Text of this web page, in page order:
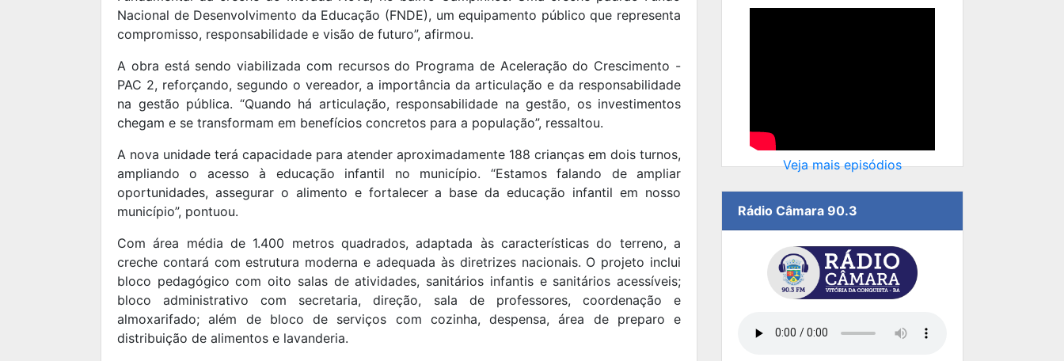
Nacional de Desenvolvimento da Educação (FNDE), um equipamento público que representa
compromisso, responsabilidade e visão de futuro”, afirmou.
A obra está sendo viabilizada com recursos do Programa de Aceleração do Crescimento -
PAC 2, reforçando, segundo o vereador, a importância da articulação e da responsabilidade
na gestão pública. “Quando há articulação, responsabilidade na gestão, os investimentos
chegam e se transformam em benefícios concretos para a população”, ressaltou.
A nova unidade terá capacidade para atender aproximadamente 188 crianças em dois turnos,
ampliando o acesso à educação infantil no município. “Estamos falando de ampliar
oportunidades, assegurar o alimento e fortalecer a base da educação infantil em nosso
município”, pontuou.
Com área média de 1.400 metros quadrados, adaptada às características do terreno, a
creche contará com estrutura moderna e adequada às diretrizes nacionais. O projeto inclui
bloco pedagógico com oito salas de atividades, sanitários infantis e sanitários acessíveis;
bloco administrativo com secretaria, direção, sala de professores, coordenação e
almoxarifado; além de bloco de serviços com cozinha, despensa, área de preparo e
distribuição de alimentos e lavanderia.
Veja mais episódios
Rádio Câmara 90.3